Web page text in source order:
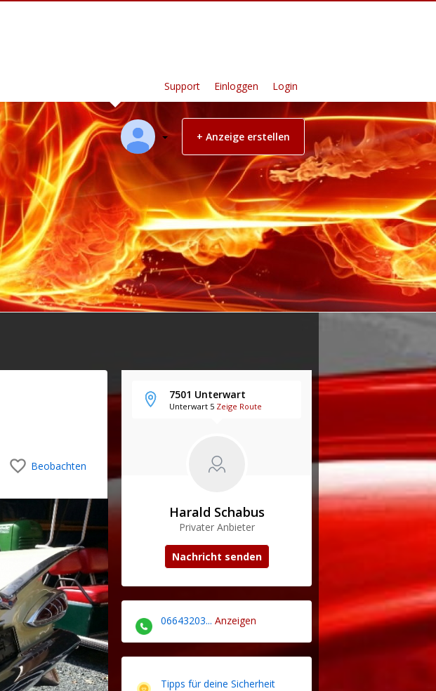
Support Einloggen Login
+ Anzeige erstellen
Beobachten
7501 Unterwart
Unterwart 5 Zeige Route
Harald Schabus
Privater Anbieter
Nachricht senden
06643203... Anzeigen
Tipps für deine Sicherheit